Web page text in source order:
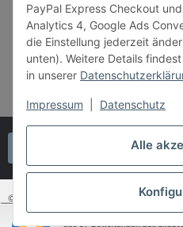
Alle
PayPal Express Checkout
Analytics 4, Google Ads
die Einstellung jederzeit
unten). Weitere Details
in unserer
Impressum Datenschutz
© Bender & Lipkowski GbR -
SEHR GUT (4.87 / 5)
aus37Bewertungen bei: